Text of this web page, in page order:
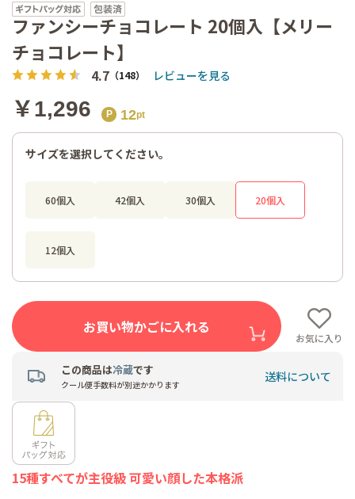
ファンシーチョコレート 20個入【メリー
チョコレート】
4.7 （148） レビューを見る
￥1,296 12
サイズを選択してください。
60個入 42個入 30個入 20個入
12個入
お買い物かごに入れる
お気に入り
この商品は冷蔵です
クール便手数料が別途かかります
送料について
15種すべてが主役級 可愛い顔した本格派